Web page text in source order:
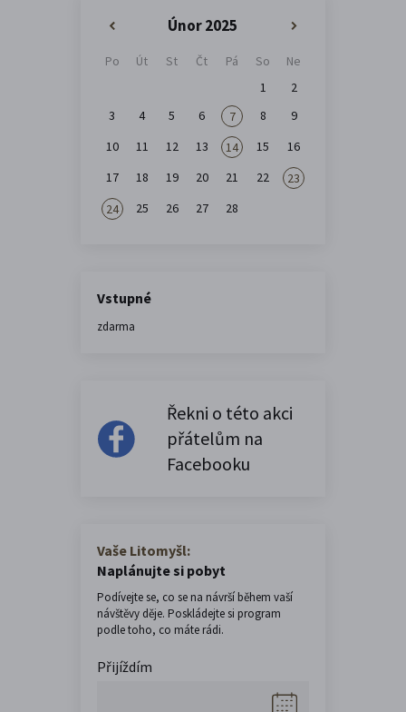
Únor 2025
Po Út St Čt Pá So
Ne
1
2
3
4 5 6 7 8
9
10
11 12 13 14 15
16
17
18 19 20 21 22
23
24
25 26 27 28
Vstupné
zdarma
Řekni o této akci
přátelům na
Facebooku
Vaše Litomyšl:
Naplánujte si pobyt
Podívejte se, co se na návrší během vaší
návštěvy děje. Poskládejte si program
podle toho, co máte rádi.
Přijíždím